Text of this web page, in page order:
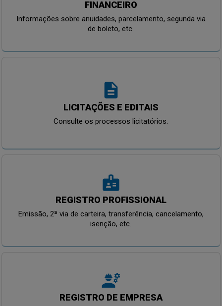
FINANCEIRO
Informações sobre anuidades, parcelamento, segunda via
de boleto, etc.
description
LICITAÇÕES E EDITAIS
Consulte os processos licitatórios.
badge
REGISTRO PROFISSIONAL
Emissão, 2ª via de carteira, transferência, cancelamento,
isenção, etc.
engineering
REGISTRO DE EMPRESA